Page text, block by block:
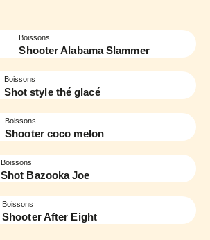
Boissons
Shooter Alabama Slammer
Boissons
Shot style thé glacé
Boissons
Shooter coco melon
Boissons
Shot Bazooka Joe
Boissons
Shooter After Eight